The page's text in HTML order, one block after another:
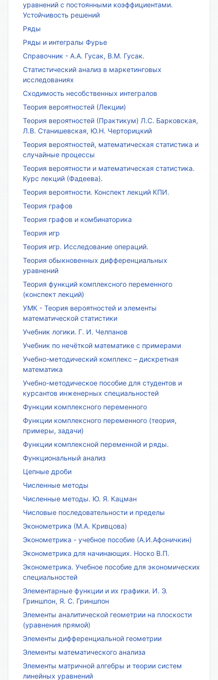
уравнений с постоянными коэффициентами.
Устойчивость решений
Ряды
Ряды и интегралы Фурье
Справочник - А.А. Гусак, В.М. Гусак.
Статистический анализ в маркетинговых
исследованиях
Сходимость несобственных интегралов
Теория вероятностей (Лекции)
Теория вероятностей (Практикум) Л.С. Барковская,
Л.В. Станишевская, Ю.Н. Черторицкий
Теория вероятностей, математическая статистика и
случайные процессы
Теория вероятности и математическая статистика.
Курс лекций (Фадеева).
Теория вероятности. Конспект лекций КПИ.
Теория графов
Теория графов и комбинаторика
Теория игр
Теория игр. Исследование операций.
Теория обыкновенных дифференциальных
уравнений
Теория функций комплексного переменного
(конспект лекций)
УМК - Теория вероятностей и элементы
математической статистики
Учебник логики. Г. И. Челпанов
Учебник по нечёткой математике с примерами
Учебно-методический комплекс – дискретная
математика
Учебно-методическое пособие для студентов и
курсантов инженерных специальностей
Функции комплексного переменного
Функции комплексного переменного (теория,
примеры, задачи)
Функции комплексной переменной и ряды.
Функциональный анализ
Цепные дроби
Численные методы
Численные методы. Ю. Я. Кацман
Числовые последовательности и пределы
Эконометрика (М.А. Кривцова)
Эконометрика - учебное пособие (А.И.Афоничкин)
Эконометрика для начинающих. Носко В.П.
Эконометрика. Учебное пособие для экономических
специальностей
Элементарные функции и их графики. И. Э.
Гриншпон, Я. С. Гриншпон
Элементы аналитической геометрии на плоскости
(уравнения прямой)
Элементы дифференциальной геометрии
Элементы математического анализа
Элементы матричной алгебры и теории систем
линейных уравнений